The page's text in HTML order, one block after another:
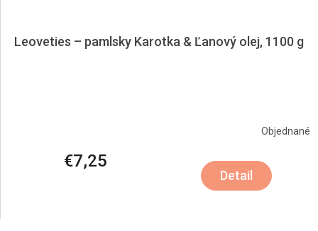
Leoveties – pamlsky Karotka & Ľanový olej, 1100 g
Objednané
€7,25
Detail